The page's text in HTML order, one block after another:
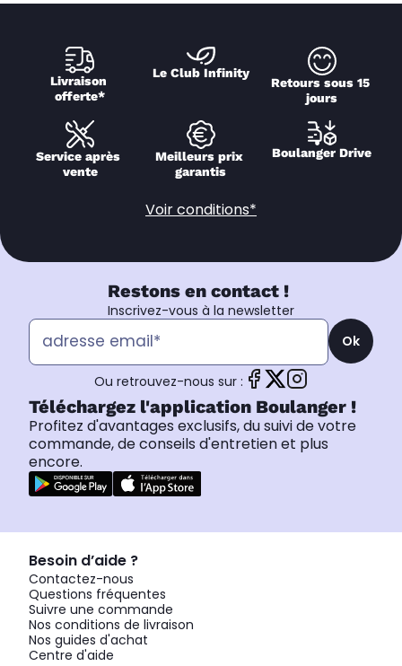
Livraison
offerte*
Le Club Infinity
Retours sous 15
jours
Service après
vente
Meilleurs prix
garantis
Boulanger Drive
Voir conditions*
Restons en contact !
Inscrivez-vous à la newsletter
Ok
Ou retrouvez-nous sur :
Téléchargez l'application Boulanger !
Profitez d'avantages exclusifs, du suivi de votre
commande, de conseils d'entretien et plus
encore.
Besoin d’aide ?
Contactez-nous
Questions fréquentes
Suivre une commande
Nos conditions de livraison
Nos guides d'achat
Centre d'aide